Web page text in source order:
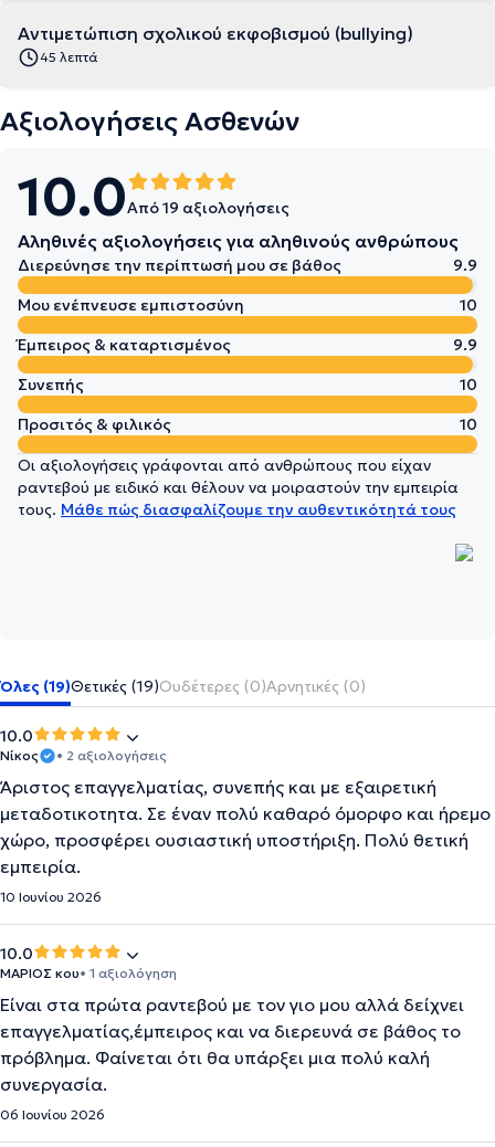
Αντιμετώπιση σχολικού εκφοβισμού (bullying)
45 λεπτά
Αξιολογήσεις Ασθενών
10.0Από 19 αξιολογήσεις
Αληθινές αξιολογήσεις για αληθινούς ανθρώπους
Διερεύνησε την περίπτωσή μου σε βάθος
9.9
Μου ενέπνευσε εμπιστοσύνη
10
Έμπειρος & καταρτισμένος
9.9
Συνεπής
10
Προσιτός & φιλικός
10
Οι αξιολογήσεις γράφονται από ανθρώπους που είχαν
ραντεβού με ειδικό και θέλουν να μοιραστούν την εμπειρία
τους. Μάθε πώς διασφαλίζουμε την αυθεντικότητά τους
Όλες (19)Θετικές (19)Ουδέτερες (0)Αρνητικές (0)
10.0
Νίκος • 2 αξιολογήσεις
Άριστος επαγγελματίας, συνεπής και με εξαιρετική
μεταδοτικοτητα. Σε έναν πολύ καθαρό όμορφο και ήρεμο
χώρο, προσφέρει ουσιαστική υποστήριξη. Πολύ θετική
εμπειρία.
10 Ιουνίου 2026
10.0
ΜΑΡΙΟΣ κου• 1 αξιολόγηση
Είναι στα πρώτα ραντεβού με τον γιο μου αλλά δείχνει
επαγγελματίας,έμπειρος και να διερευνά σε βάθος το
πρόβλημα. Φαίνεται ότι θα υπάρξει μια πολύ καλή
συνεργασία.
06 Ιουνίου 2026